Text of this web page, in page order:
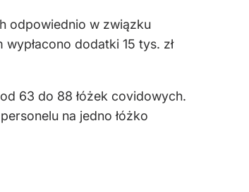
odpowiednio w związku
dodatki 15 tys. zł
63 do 88 łóżek covidowych.
na jedno łóżko